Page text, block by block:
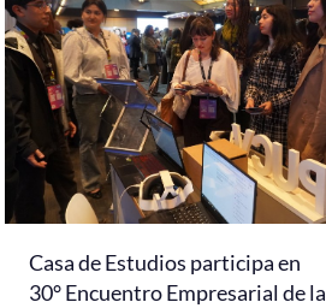
Casa de Estudios participa en
30° Encuentro Empresarial de la